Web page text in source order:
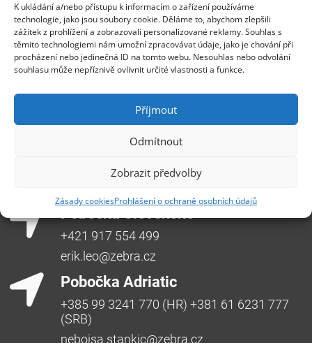
K ukládání a/nebo přístupu k informacím o zařízení používáme
technologie, jako jsou soubory cookie. Děláme to, abychom zlepšili
zážitek z prohlížení a zobrazovali personalizované reklamy. Souhlas s
těmito technologiemi nám umožní zpracovávat údaje, jako je chování při
procházení nebo jedinečná ID na tomto webu. Nesouhlas nebo odvolání
souhlasu může nepříznivě ovlivnit určité vlastnosti a funkce.
Příjmout
Odmítnout
Zobrazit předvolby
Zásady cookiesProhlášení o ochraně osobních údajů
Centrála Ostrava
Opavská 6230/29a,708 00 Ostrava-Poruba
info@zebra.cz
Pobočka Hradec Králové
Česká republika, +420 491 615 380,
Pobočka Slovensko
+421 917 554 499
erik.leo@zebra.cz
Pobočka Adriatic
+385 99 3241 770 (HR) +381 61 6231 777
(SRB)
nebojsa.stankic@zebra.cz